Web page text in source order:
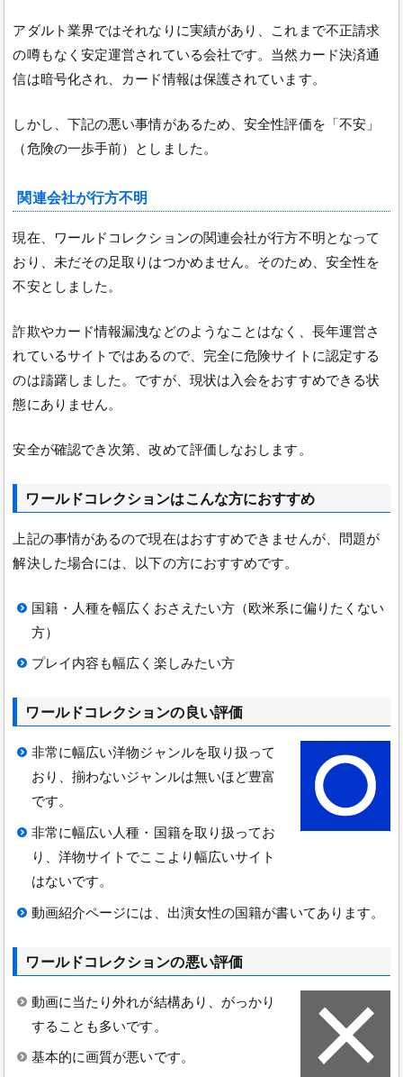
アダルト業界ではそれなりに実績があり、これまで不正請求
の噂もなく安定運営されている会社です。当然カード決済通
信は暗号化され、カード情報は保護されています。
しかし、下記の悪い事情があるため、安全性評価を「不安」
（危険の一歩手前）としました。
関連会社が行方不明
現在、ワールドコレクションの関連会社が行方不明となって
おり、未だその足取りはつかめません。そのため、安全性を
不安としました。
詐欺やカード情報漏洩などのようなことはなく、長年運営さ
れているサイトではあるので、完全に危険サイトに認定する
のは躊躇しました。ですが、現状は入会をおすすめできる状
態にありません。
安全が確認でき次第、改めて評価しなおします。
ワールドコレクションはこんな方におすすめ
上記の事情があるので現在はおすすめできませんが、問題が
解決した場合には、以下の方におすすめです。
国籍・人種を幅広くおさえたい方（欧米系に偏りたくない
方）
プレイ内容も幅広く楽しみたい方
ワールドコレクションの良い評価
非常に幅広い洋物ジャンルを取り扱って
おり、揃わないジャンルは無いほど豊富
です。
非常に幅広い人種・国籍を取り扱ってお
り、洋物サイトでここより幅広いサイト
はないです。
動画紹介ページには、出演女性の国籍が書いてあります。
ワールドコレクションの悪い評価
動画に当たり外れが結構あり、がっかり
することも多いです。
基本的に画質が悪いです。